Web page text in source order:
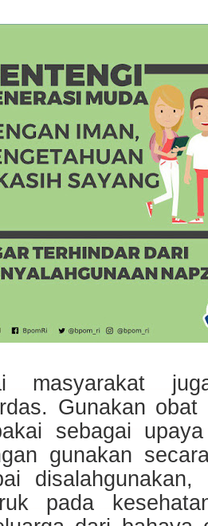
masyarakat
Gunakan
sebagai upaya
gunakan
pada